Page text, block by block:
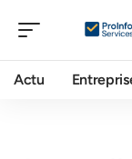
Actu